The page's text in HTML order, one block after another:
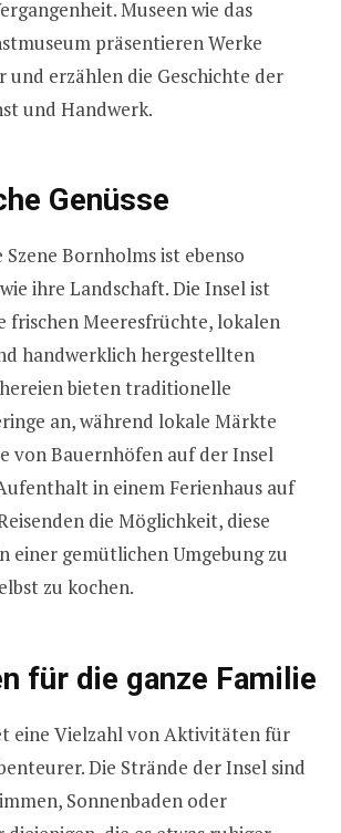
Museen wie das
präsentieren Werke
und erzählen die Geschichte der
und Handwerk.
Genüsse
Bornholms ist ebenso
ihre Landschaft. Die Insel ist
frischen Meeresfrüchte, lokalen
handwerklich hergestellten
bieten traditionelle
an, während lokale Märkte
von Bauernhöfen auf der Insel
in einem Ferienhaus auf
die Möglichkeit, diese
einer gemütlichen Umgebung zu
zu kochen.
für die ganze Familie
eine Vielzahl von Aktivitäten für
Die Strände der Insel sind
Sonnenbaden oder